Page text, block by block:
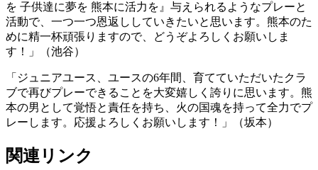
を 子供達に夢を 熊本に活力を』与えられるようなプレーと
活動で、一つ一つ恩返ししていきたいと思います。熊本のた
めに精一杯頑張りますので、どうぞよろしくお願いしま
す！」（池谷）
「ジュニアユース、ユースの6年間、育てていただいたクラ
ブで再びプレーできることを大変嬉しく誇りに思います。熊
本の男として覚悟と責任を持ち、火の国魂を持って全力でプ
レーします。応援よろしくお願いします！」（坂本）
関連リンク